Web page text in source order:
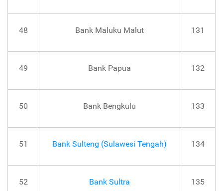
48 Bank Maluku Malut 131
49 Bank Papua 132
50 Bank Bengkulu 133
51 Bank Sulteng (Sulawesi Tengah) 134
52 Bank Sultra 135